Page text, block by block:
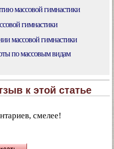
массовой гимнастики
гимнастики
массовой гимнастики
по массовым видам
к этой статье
смелее!